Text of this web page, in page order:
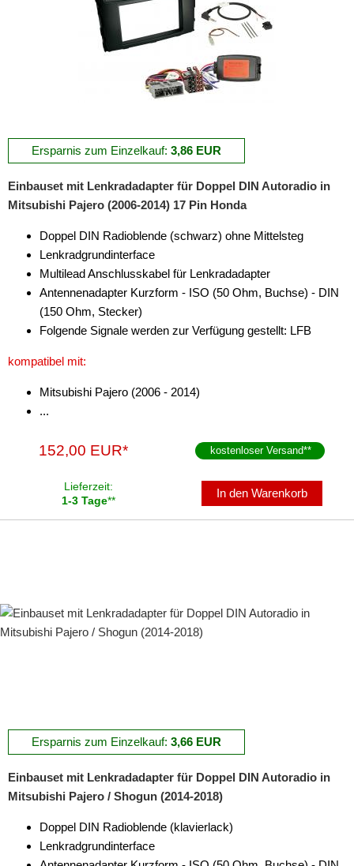
Ersparnis zum Einzelkauf: 3,86 EUR
Einbauset mit Lenkradadapter für Doppel DIN Autoradio in
Mitsubishi Pajero (2006-2014) 17 Pin Honda
Doppel DIN Radioblende (schwarz) ohne Mittelsteg
Lenkradgrundinterface
Multilead Anschlusskabel für Lenkradadapter
Antennenadapter Kurzform - ISO (50 Ohm, Buchse) - DIN
(150 Ohm, Stecker)
Folgende Signale werden zur Verfügung gestellt: LFB
kompatibel mit:
Mitsubishi Pajero (2006 - 2014)
...
152,00 EUR* kostenloser Versand**
Lieferzeit:
1-3 Tage**
In den Warenkorb
Ersparnis zum Einzelkauf: 3,66 EUR
Einbauset mit Lenkradadapter für Doppel DIN Autoradio in
Mitsubishi Pajero / Shogun (2014-2018)
Doppel DIN Radioblende (klavierlack)
Lenkradgrundinterface